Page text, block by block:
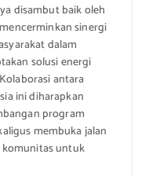
disambut baik oleh
sinergi
dalam
solusi energi
antara
ini diharapkan
program
membuka jalan
komunitas untuk